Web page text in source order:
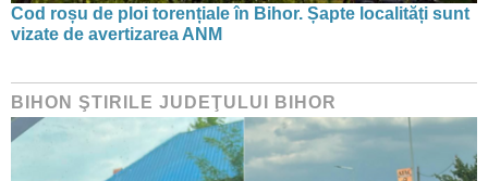
Cod roșu de ploi torențiale în Bihor. Șapte localități sunt
vizate de avertizarea ANM
BIHON ŞTIRILE JUDEŢULUI BIHOR